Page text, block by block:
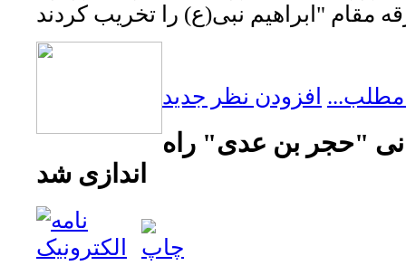
مطلب... افزودن نظر جدید
"حجر بن عدی" راه
اندازی شد